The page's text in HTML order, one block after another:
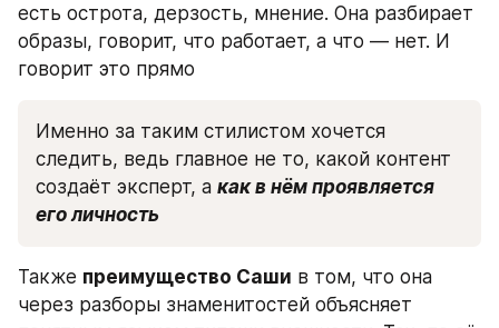
есть острота, дерзость, мнение. Она разбирает
образы, говорит, что работает, а что — нет. И
говорит это прямо
Именно за таким стилистом хочется
следить, ведь главное не то, какой контент
создаёт эксперт, а как в нём проявляется
его личность
Также преимущество Саши в том, что она
через разборы знаменитостей объясняет